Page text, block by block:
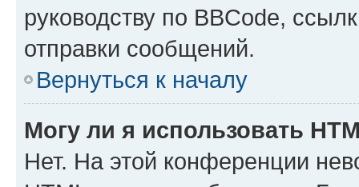
руководству по BBCode,
отправки сообщений.
Вернуться к началу
Могу ли я использовать
Нет. На этой конференции